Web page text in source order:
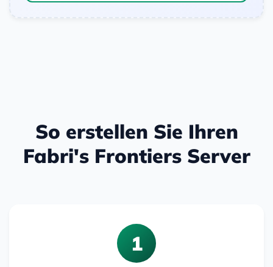
So erstellen Sie Ihren
Fabri's Frontiers Server
1